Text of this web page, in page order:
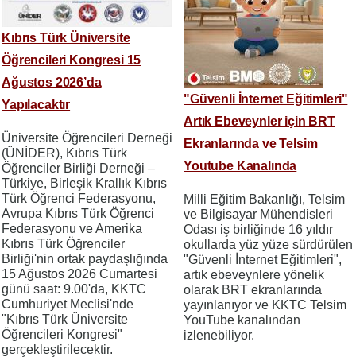
Kıbrıs Türk Üniversite
Öğrencileri Kongresi 15
Ağustos 2026’da
Yapılacaktır
Üniversite Öğrencileri Derneği
(ÜNİDER), Kıbrıs Türk
Öğrenciler Birliği Derneği –
Türkiye, Birleşik Krallık Kıbrıs
Türk Öğrenci Federasyonu,
Avrupa Kıbrıs Türk Öğrenci
Federasyonu ve Amerika
Kıbrıs Türk Öğrenciler
Birliği'nin ortak paydaşlığında
15 Ağustos 2026 Cumartesi
günü saat: 9.00'da, KKTC
Cumhuriyet Meclisi'nde
"Kıbrıs Türk Üniversite
Öğrencileri Kongresi"
gerçekleştirilecektir.
"Güvenli İnternet Eğitimleri"
Artık Ebeveynler için BRT
Ekranlarında ve Telsim
Youtube Kanalında
Milli Eğitim Bakanlığı, Telsim
ve Bilgisayar Mühendisleri
Odası iş birliğinde 16 yıldır
okullarda yüz yüze sürdürülen
"Güvenli İnternet Eğitimleri",
artık ebeveynlere yönelik
olarak BRT ekranlarında
yayınlanıyor ve KKTC Telsim
YouTube kanalından
izlenebiliyor.